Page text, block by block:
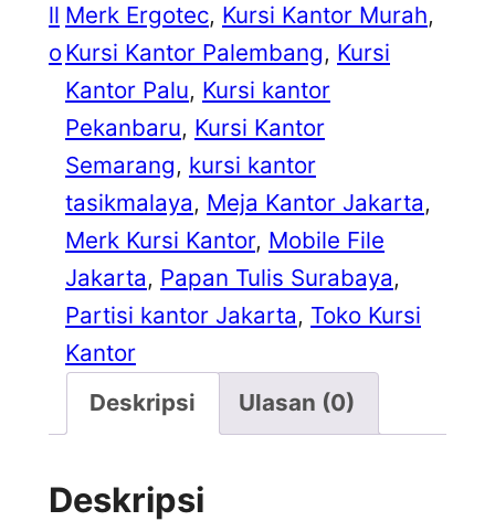
ll
o
Merk Ergotec, Kursi Kantor Murah
Kursi Kantor Palembang, Kursi
Kantor Palu, Kursi kantor
Pekanbaru, Kursi Kantor
Semarang, kursi kantor
tasikmalaya, Meja Kantor Jakarta
Merk Kursi Kantor, Mobile File
Jakarta, Papan Tulis Surabaya
Partisi kantor Jakarta, Toko Kursi
Kantor
Deskripsi
Ulasan (0)
Deskripsi